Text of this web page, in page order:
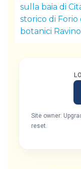
sulla baia di
storico di Forio
botanici
Site owner:
reset.